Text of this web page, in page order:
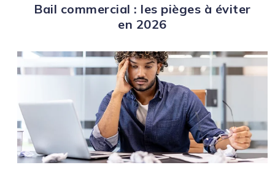
Bail commercial : les pièges à éviter
en 2026